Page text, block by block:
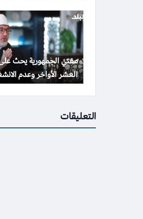
المجتمع وتحقيق التنمية
مفتي الجمهورية يحث
العشر الأواخر وعدم
ليلة القدر
التعليقات